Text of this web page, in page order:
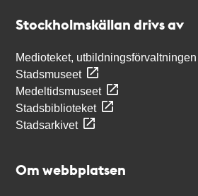
Stockholmskällan drivs av
Medioteket, utbildningsförvaltningen
Stadsmuseet
Medeltidsmuseet
Stadsbiblioteket
Stadsarkivet
Om webbplatsen